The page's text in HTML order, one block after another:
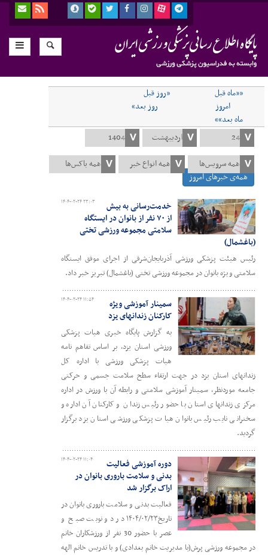
««ماه قبل
«روز قبل
امروز
روز بعد»
ماه بعد»»
همه‌ی خبرهای امروز
۱۴۰۴-۰۲-۲۴ ۲۳:۰۳
خدمت‌رسانی به بیش
از ۷۰ نفر از بانوان در ایستگاه
سلامتی مجموعه ورزشی تختی
(باغشمال)
رئیس هیئت پزشکی ورزشی آذربایجان‌شرقی از اجرای موفق ایستگاه
سلامتی ویژه بانوان در مجموعه ورزشی تختی (باغشمال) تبریز خبر داد.
۱۴۰۴-۰۲-۲۴ ۱۱:۵۴
سمینار آموزشی ویژه
کارکنان زندانهای یزد
به گزارش پایگاه خبری هیات پزشکی
ورزشی استان یزد، بر اساس تفاهم نامه
هیات پزشکی ورزشی با اداره کل
زندانهای استان یزد در جهت ارتقاء سطح سلامت جسمی و حرکتی
جامعه موردنظر، سمینار آموزشی سلامتی و رابطه آن با ورزش در اداره
مرکزی زندانهای استان با حضور رئیس زندان و کارکنان آن اداره و
سخنرانی نایب رئیس بانوان هیات پزشکی ورزشی استان یزد برگزار
گردید.
۱۴۰۴-۰۲-۲۴ ۱۱:۰۴
دوره آموزشی فعالیت
بدنی و سلامت باروری بانوان در
اراک برگزار شد
فعالیت بدنی و سلامت باروری بانوان در
تاریخ۱۴۰۴/۰۲/۲۳ در دو نوبت صبح و
عصر با حضور 30 نفر از ورزشکاران خانم
در مجموعه ورزشی پرش(با مدیریت خانم بغدادی) و با تدریس خانم الهه